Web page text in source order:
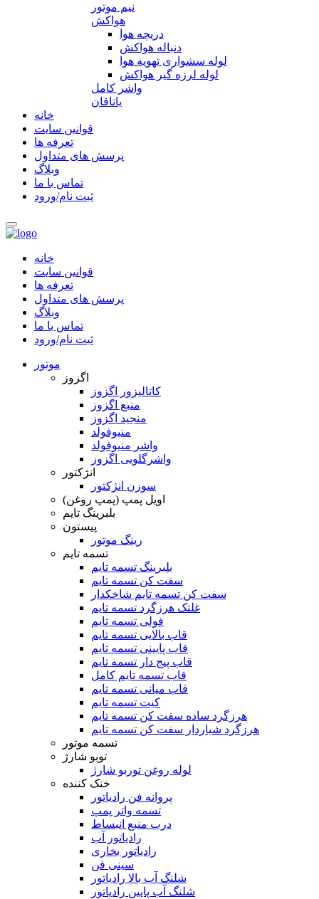
نیم موتور
هواکش
دریچه هوا
دنباله هواکش
لوله سشواری تهویه هوا
لوله لرزه گیر هواکش
واشر کامل
یاتاقان
خانه
قوانین سایت
تعرفه ها
پرسش های متداول
وبلاگ
تماس با ما
ثبت نام/ورود
خانه
قوانین سایت
تعرفه ها
پرسش های متداول
وبلاگ
تماس با ما
ثبت نام/ورود
موتور
اگزوز
کاتالیزور اگزوز
منبع اگزوز
منجید اگزوز
منیوفولد
واشر منیوفولد
واشرگلویی اگزوز
انژکتور
سوزن انژکتور
اویل پمپ (پمپ روغن)
بلبرینگ تایم
پیستون
رینگ موتور
تسمه تایم
بلبرینگ تسمه تایم
سفت کن تسمه تایم
سفت کن تسمه تایم شاخکدار
غلتک هرزگرد تسمه تایم
فولی تسمه تایم
قاب بالایی تسمه تایم
قاب پایینی تسمه تایم
قاب پیج دار تسمه تایم
قاب تسمه تایم کامل
قاب میانی تسمه تایم
کیت تسمه تایم
هرزگرد ساده سفت کن تسمه تایم
هرزگرد شیاردار سفت کن تسمه تایم
تسمه موتور
توبو شارژ
لوله روغن توربو شارژ
خنک کننده
پروانه فن رادیاتور
تسمه واتر پمپ
درب منبع انبساط
رادیاتور آب
رادیاتور بخاری
سینی فن
شلنگ آب بالا رادیاتور
شلنگ آب پایین رادیاتور